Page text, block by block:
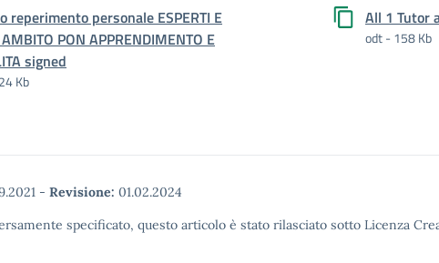
reperimento personale ESPERTI E
PON APPRENDIMENTO E
signed
Kb
All 1 Tutor
odt - 158 Kb
- Revisione: 01.02.2024
specificato, questo articolo è stato rilasciato sotto Licenza